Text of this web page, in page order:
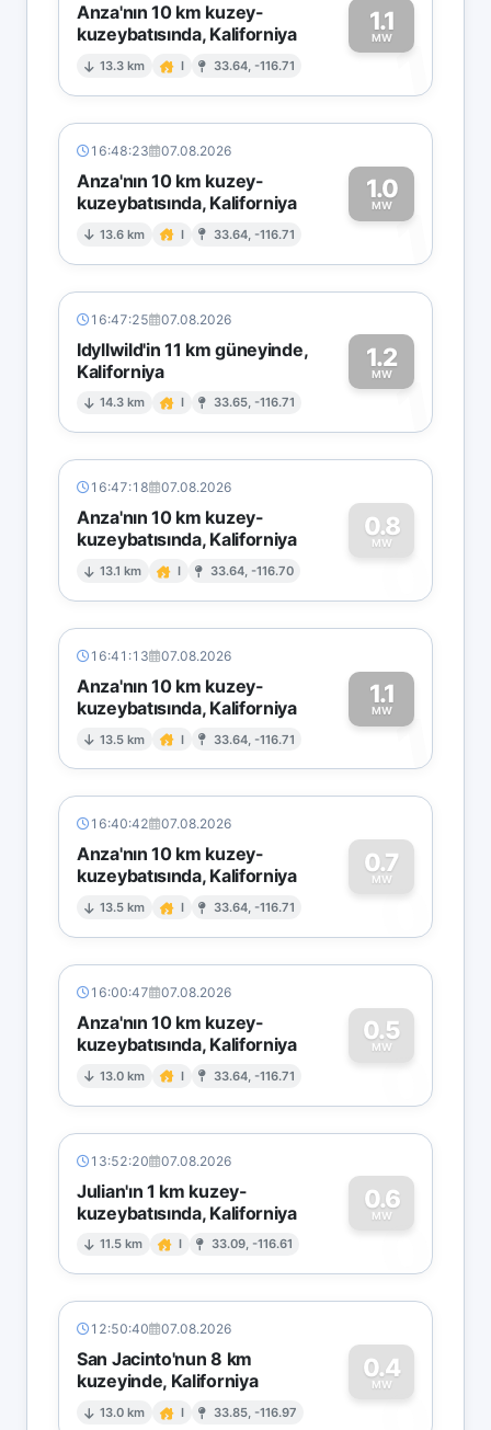
Anza'nın 10 km kuzey-
kuzeybatısında, Kaliforniya
13.3 km I 33.64, -116.71
1.1
MW1
16:48:23 07.08.2026
Anza'nın 10 km kuzey-
kuzeybatısında, Kaliforniya
13.6 km I 33.64, -116.71
1.0
MW1
16:47:25 07.08.2026
Idyllwild'in 11 km güneyinde,
Kaliforniya
14.3 km I 33.65, -116.71
1.2
MW1
16:47:18 07.08.2026
Anza'nın 10 km kuzey-
kuzeybatısında, Kaliforniya
13.1 km I 33.64, -116.70
0.8
MW
0
16:41:13 07.08.2026
Anza'nın 10 km kuzey-
kuzeybatısında, Kaliforniya
13.5 km I 33.64, -116.71
1.1
MW1
16:40:42 07.08.2026
Anza'nın 10 km kuzey-
kuzeybatısında, Kaliforniya
13.5 km I 33.64, -116.71
0.7
MW
0
16:00:47 07.08.2026
Anza'nın 10 km kuzey-
kuzeybatısında, Kaliforniya
13.0 km I 33.64, -116.71
0.5
MW
0
13:52:20 07.08.2026
Julian'ın 1 km kuzey-
kuzeybatısında, Kaliforniya
11.5 km I 33.09, -116.61
0.6
MW
0
12:50:40 07.08.2026
San Jacinto'nun 8 km
kuzeyinde, Kaliforniya
13.0 km I 33.85, -116.97
0.4
MW